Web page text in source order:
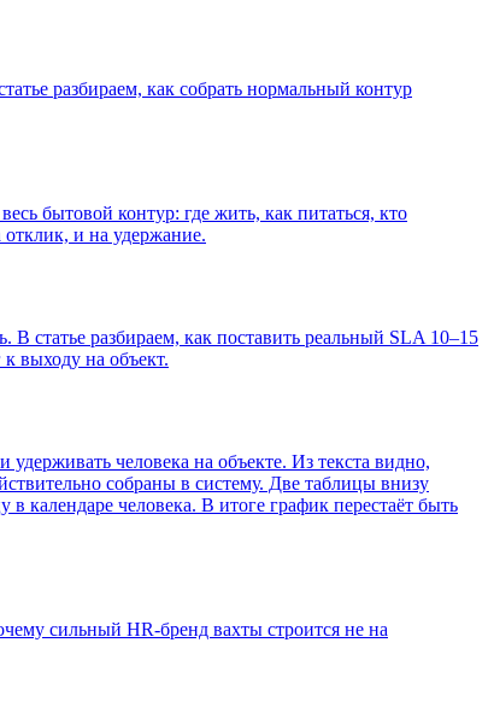
разбираем, как собрать нормальный контур
бытовой контур: где жить, как питаться, кто
отклик, и на удержание.
В статье разбираем, как поставить реальный SLA 10–15
выходу на объект.
человека на объекте. Из текста видно,
собраны в систему. Две таблицы внизу
календаре человека. В итоге график перестаёт быть
сильный HR-бренд вахты строится не на